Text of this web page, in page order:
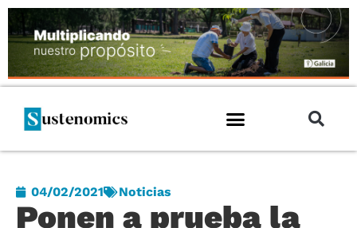
04/02/2021 Noticias
Ponen a prueba la